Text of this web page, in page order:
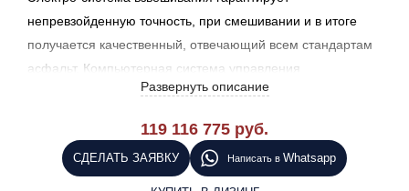
непревзойденную точность, при смешивании и в итоге
получается качественный, отвечающий всем стандартам
асфальт. Компьютерная система управления
минимизирует риски производства и моментально
Развернуть описание
119 116 775 руб.
СДЕЛАТЬ ЗАЯВКУ Написать в Whatsapp